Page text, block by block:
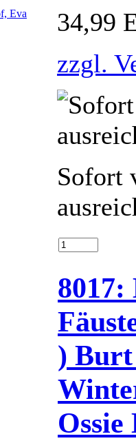
34,99
zzgl.
Sofort
8017:
) Burt